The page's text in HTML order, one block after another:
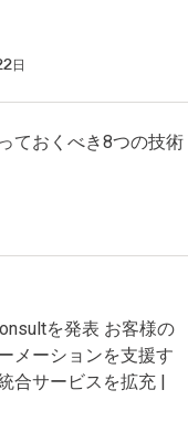
日
ておくべき8つの技術
を発表 お客様の
メーションを支援す
合サービスを拡充 |